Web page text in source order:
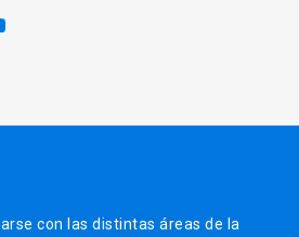
con las distintas áreas de la